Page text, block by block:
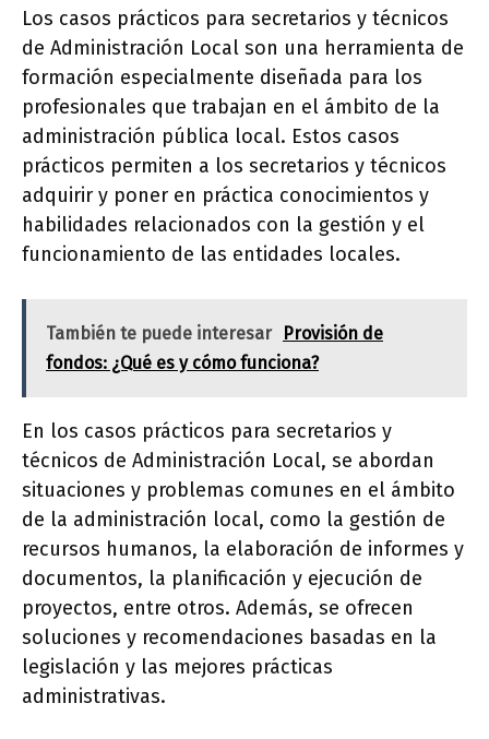
Los casos prácticos para secretarios y técnicos
de Administración Local son una herramienta de
formación especialmente diseñada para los
profesionales que trabajan en el ámbito de la
administración pública local. Estos casos
prácticos permiten a los secretarios y técnicos
adquirir y poner en práctica conocimientos y
habilidades relacionados con la gestión y el
funcionamiento de las entidades locales.
También te puede interesar
Provisión de
fondos: ¿Qué es y cómo funciona?
En los casos prácticos para secretarios y
técnicos de Administración Local, se abordan
situaciones y problemas comunes en el ámbito
de la administración local, como la gestión de
recursos humanos, la elaboración de informes y
documentos, la planificación y ejecución de
proyectos, entre otros. Además, se ofrecen
soluciones y recomendaciones basadas en la
legislación y las mejores prácticas
administrativas.